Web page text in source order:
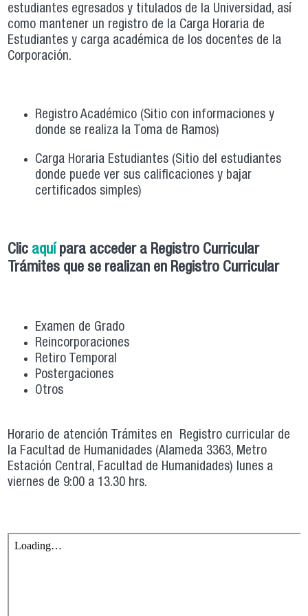
estudiantes egresados y titulados de la Universidad, así
como mantener un registro de la Carga Horaria de
Estudiantes y carga académica de los docentes de la
Corporación.
Registro Académico (Sitio con informaciones y
donde se realiza la Toma de Ramos)
Carga Horaria Estudiantes (Sitio del estudiantes
donde puede ver sus calificaciones y bajar
certificados simples)
Clic aquí para acceder a Registro Curricular
Trámites que se realizan en Registro Curricular
Examen de Grado
Reincorporaciones
Retiro Temporal
Postergaciones
Otros
Horario de atención Trámites en Registro curricular de
la Facultad de Humanidades (Alameda 3363, Metro
Estación Central, Facultad de Humanidades) lunes a
viernes de 9:00 a 13.30 hrs.